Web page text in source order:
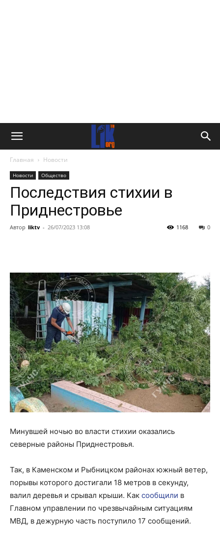
Главная Новости
Новости Общество
Последствия стихии в
Приднестровье
Автор liktv - 26/07/2023 13:08 0
1168
Минувшей ночью во власти стихии оказались
северные районы Приднестровья.
Так, в Каменском и Рыбницком районах южный ветер,
порывы которого достигали 18 метров в секунду,
валил деревья и срывал крыши. Как сообщили в
Главном управлении по чрезвычайным ситуациям
МВД, в дежурную часть поступило 17 сообщений.